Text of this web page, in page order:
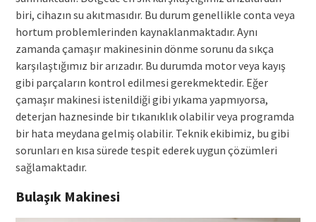
biri, cihazın su akıtmasıdır. Bu durum genellikle conta veya
hortum problemlerinden kaynaklanmaktadır. Aynı
zamanda çamaşır makinesinin dönme sorunu da sıkça
karşılaştığımız bir arızadır. Bu durumda motor veya kayış
gibi parçaların kontrol edilmesi gerekmektedir. Eğer
çamaşır makinesi istenildiği gibi yıkama yapmıyorsa,
deterjan haznesinde bir tıkanıklık olabilir veya programda
bir hata meydana gelmiş olabilir. Teknik ekibimiz, bu gibi
sorunları en kısa sürede tespit ederek uygun çözümleri
sağlamaktadır.
Bulaşık Makinesi